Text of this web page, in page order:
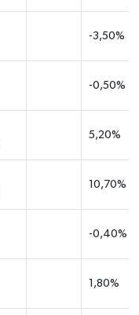
-3,50%
-0,50%
5,20%
10,70%
-0,40%
1,80%